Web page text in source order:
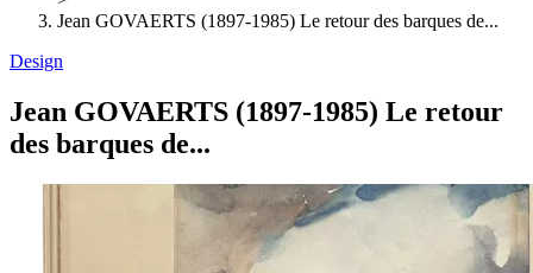
Jean GOVAERTS (1897-1985) Le retour des barques de...
Design
Jean GOVAERTS (1897-1985) Le retour
des barques de...